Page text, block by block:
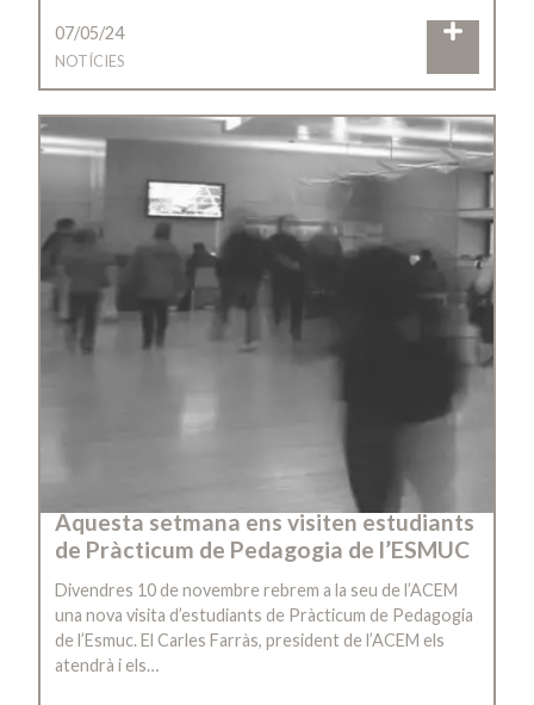
07/05/24
NOTÍCIES
Aquesta setmana ens visiten estudiants
de Pràcticum de Pedagogia de l’ESMUC
Divendres 10 de novembre rebrem a la seu de l’ACEM
una nova visita d’estudiants de Pràcticum de Pedagogia
de l’Esmuc. El Carles Farràs, president de l’ACEM els
atendrà i els…